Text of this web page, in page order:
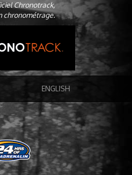
Chronotrack,
chronométrage.
ENGLISH